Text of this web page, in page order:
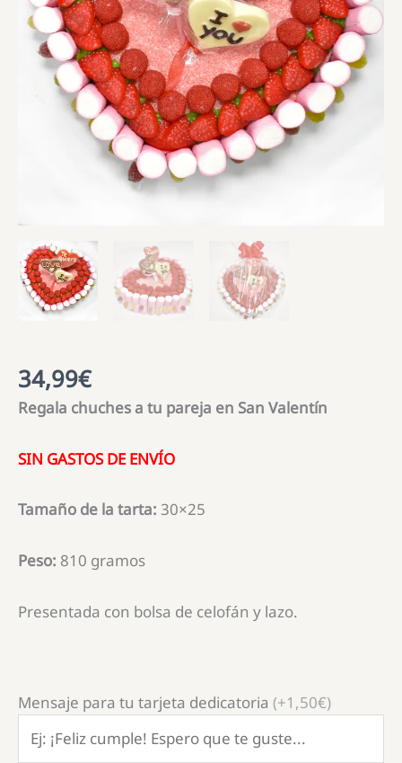
34,99€
Regala chuches a tu pareja en San Valentín
SIN GASTOS DE ENVÍO
Tamaño de la tarta: 30×25
Peso: 810 gramos
Presentada con bolsa de celofán y lazo.
Mensaje para tu tarjeta dedicatoria (+1,50€)